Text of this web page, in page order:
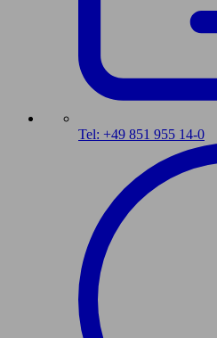
Tel: +49 851 955 14-0